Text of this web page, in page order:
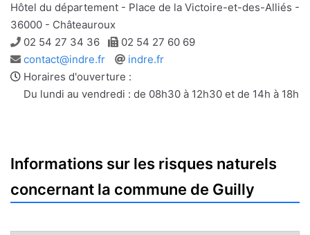
Hôtel du département - Place de la Victoire-et-des-Alliés -
36000 - Châteauroux
Téléphone
02 54 27 34 36 Télécopie
02 54 27 60 69
Adresse
e-
mail
contact@indre.fr
Site
web
indre.fr
Horaires d'ouverture :
Du lundi au vendredi : de 08h30 à 12h30 et de 14h à 18h
Informations sur les risques naturels
concernant la commune de Guilly